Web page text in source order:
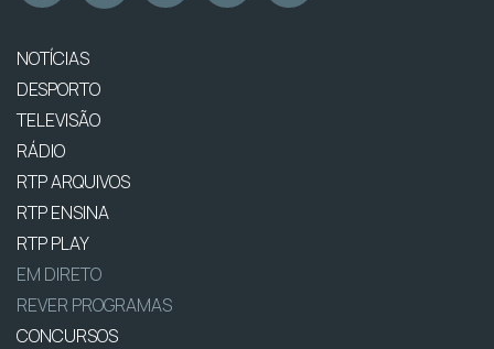
NOTÍCIAS
DESPORTO
TELEVISÃO
RÁDIO
RTP ARQUIVOS
RTP ENSINA
RTP PLAY
EM DIRETO
REVER PROGRAMAS
CONCURSOS